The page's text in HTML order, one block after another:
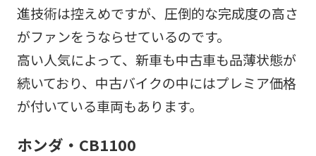
進技術は控えめですが、圧倒的な完成度の高さ
がファンをうならせているのです。
高い人気によって、新車も中古車も品薄状態が
続いており、中古バイクの中にはプレミア価格
が付いている車両もあります。
ホンダ・CB1100